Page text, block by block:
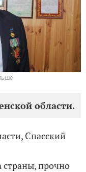
области.
Спасский
прочно